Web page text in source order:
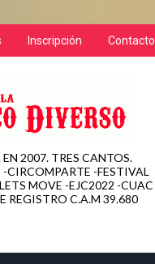
Inscripción Contacto
2007. TRES CANTOS.
-CIRCOMPARTE -FESTIVAL
MOVE -EJC2022 -CUAC
REGISTRO C.A.M 39.680